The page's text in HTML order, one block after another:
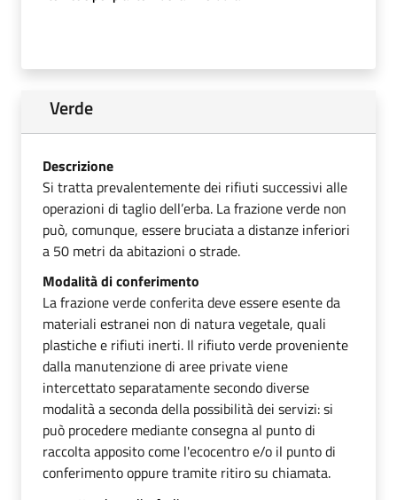
Verde
Descrizione
Si tratta prevalentemente dei rifiuti successivi alle
operazioni di taglio dell’erba. La frazione verde non
può, comunque, essere bruciata a distanze inferiori
a 50 metri da abitazioni o strade.
Modalità di conferimento
La frazione verde conferita deve essere esente da
materiali estranei non di natura vegetale, quali
plastiche e rifiuti inerti. Il rifiuto verde proveniente
dalla manutenzione di aree private viene
intercettato separatamente secondo diverse
modalità a seconda della possibilità dei servizi: si
può procedere mediante consegna al punto di
raccolta apposito come l'ecocentro e/o il punto di
conferimento oppure tramite ritiro su chiamata.